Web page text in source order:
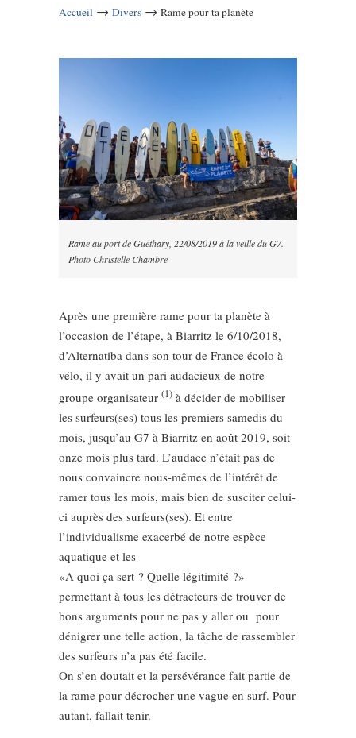
Accueil → Divers → Rame pour ta planète
Rame au port de Guéthary, 22/08/2019 à la veille du G7.
Photo Christelle Chambre
Après une première rame pour ta planète à
l’occasion de l’étape, à Biarritz le 6/10/2018,
d’Alternatiba dans son tour de France écolo à
vélo, il y avait un pari audacieux de notre
groupe organisateur (1) à décider de mobiliser
les surfeurs(ses) tous les premiers samedis du
mois, jusqu’au G7 à Biarritz en août 2019, soit
onze mois plus tard. L’audace n’était pas de
nous convaincre nous-mêmes de l’intérêt de
ramer tous les mois, mais bien de susciter celui-
ci auprès des surfeurs(ses). Et entre
l’individualisme exacerbé de notre espèce
aquatique et les
«A quoi ça sert ? Quelle légitimité ?»
permettant à tous les détracteurs de trouver de
bons arguments pour ne pas y aller ou pour
dénigrer une telle action, la tâche de rassembler
des surfeurs n’a pas été facile.
On s’en doutait et la persévérance fait partie de
la rame pour décrocher une vague en surf. Pour
autant, fallait tenir.